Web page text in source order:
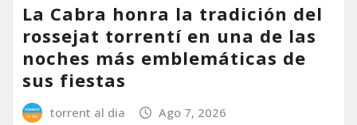
La Cabra honra la tradición del
rossejat torrentí en una de las
noches más emblemáticas de
sus fiestas
torrent al dia Ago 7, 2026